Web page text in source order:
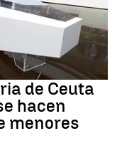
de Ceuta
hacen
menores